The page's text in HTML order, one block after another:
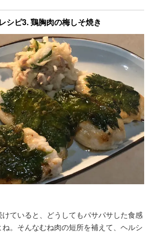
シピ3. 鶏胸肉の梅しそ焼き
ていると、どうしてもパサパサした食感
。そんなむね肉の短所を補えて、ヘルシ